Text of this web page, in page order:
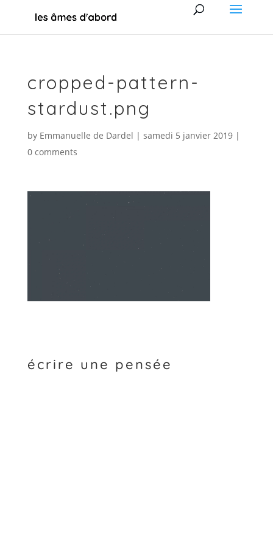
cropped-pattern-
stardust.png
by Emmanuelle de Dardel | samedi 5 janvier 2019|
0 comments
écrire une pensée